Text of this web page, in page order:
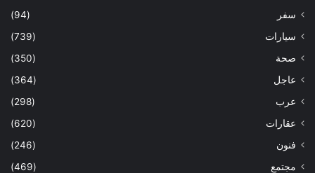
سفر
(94)
سيارات
(739)
صحة
(350)
عاجل
(364)
عرب
(298)
عقارات
(620)
فنون
(246)
مجتمع
(469)